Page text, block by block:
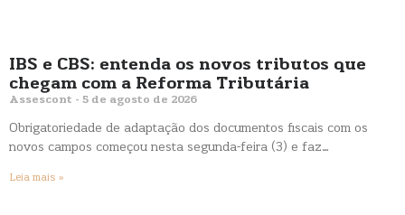
IBS e CBS: entenda os novos tributos que
chegam com a Reforma Tributária
Assescont 5 de agosto de 2026
Obrigatoriedade de adaptação dos documentos fiscais com os
novos campos começou nesta segunda-feira (3) e faz…
Leia mais »